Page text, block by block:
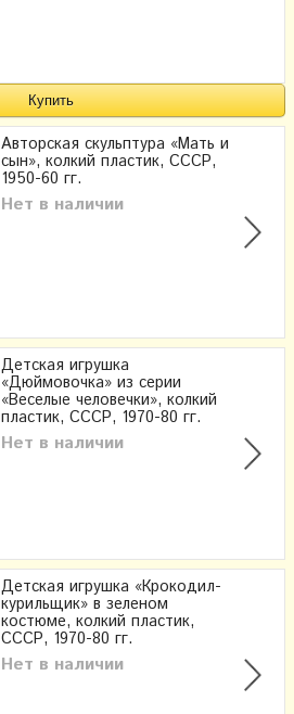
Авторская скульптура «Мать и
сын», колкий пластик, СССР,
1950-60 гг.
Нет в наличии
Детская игрушка
«Дюймовочка» из серии
«Веселые человечки», колкий
пластик, СССР, 1970-80 гг.
Нет в наличии
Детская игрушка «Крокодил-
курильщик» в зеленом
костюме, колкий пластик,
СССР, 1970-80 гг.
Нет в наличии